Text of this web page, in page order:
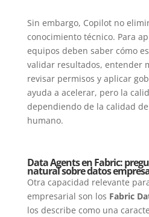
Sin embargo, Copilot no
conocimiento técnico. Para
equipos deben saber cómo
validar resultados, entender
revisar permisos y aplicar
ayuda a acelerar, pero la
dependiendo de la calidad
humano.
Data Agents en Fabric:
natural sobre datos
Otra capacidad relevante
empresarial son los Fabric
los describe como una